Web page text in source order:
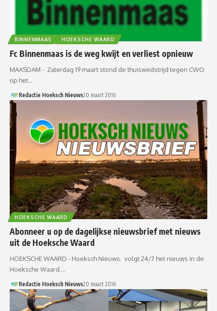
BINNENMAAS HOEKSCHE WAARD
Fc Binnenmaas is de weg kwijt en verliest opnieuw
MAASDAM - Zaterdag 19 maart stond de thuiswedstrijd tegen CWO
op het…
Redactie Hoeksch Nieuws20 maart 2016
HOEKSCHE WAARD
Abonneer u op de dagelijkse nieuwsbrief met nieuws
uit de Hoeksche Waard
HOEKSCHE WAARD - Hoeksch Nieuws. volgt 24/7 het nieuws in de
Hoeksche Waard.…
Redactie Hoeksch Nieuws20 maart 2016